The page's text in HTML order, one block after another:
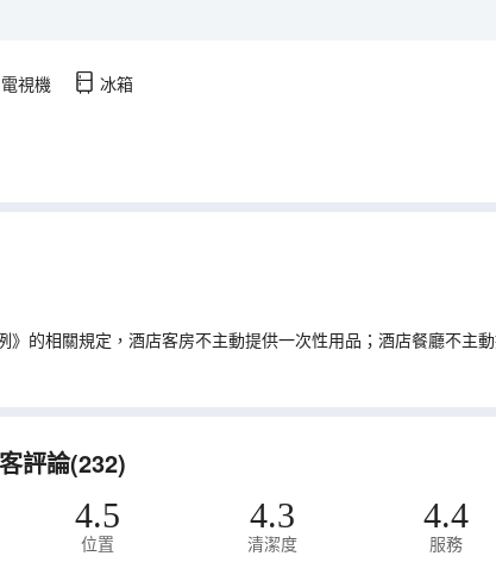
電視機 冰箱
的相關規定，酒店客房不主動提供一次性用品；酒店餐廳不主
評論(232)
4.5
位置
4.3
清潔度
4.4
服務